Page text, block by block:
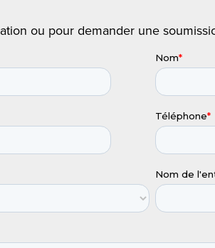
ou pour demander une